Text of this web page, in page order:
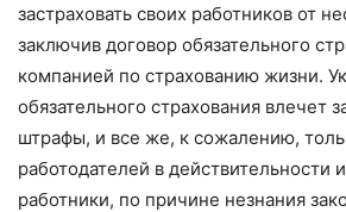
застраховать своих работников от
заключив договор обязательного
компанией по страхованию жизни.
обязательного страхования влечет
штрафы, и все же, к сожалению,
работодателей в действительности
работники, по причине незнания